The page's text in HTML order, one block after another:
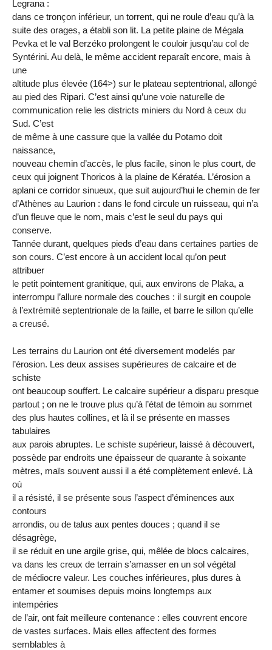
Legrana :
dans ce tronçon inférieur, un torrent, qui ne roule d’eau qu’à la
suite des orages, a établi son lit. La petite plaine de Mégala
Pevka et le val Berzéko prolongent le couloir jusqu’au col de
Syntérini. Au delà, le même accident reparaît encore, mais à
une
altitude plus élevée (164>) sur le plateau septentrional, allongé
au pied des Ripari. C’est ainsi qu’une voie naturelle de
communication relie les districts miniers du Nord à ceux du
Sud. C’est
de même à une cassure que la vallée du Potamo doit
naissance,
nouveau chemin d’accès, le plus facile, sinon le plus court, de
ceux qui joignent Thoricos à la plaine de Kératéa. L’érosion a
aplani ce corridor sinueux, que suit aujourd’hui le chemin de fer
d’Athènes au Laurion : dans le fond circule un ruisseau, qui n’a
d’un fleuve que le nom, mais c’est le seul du pays qui
conserve.
Tannée durant, quelques pieds d’eau dans certaines parties de
son cours. C’est encore à un accident local qu’on peut
attribuer
le petit pointement granitique, qui, aux environs de Plaka, a
interrompu l’allure normale des couches : il surgit en coupole
à l’extrémité septentrionale de la faille, et barre le sillon qu’elle
a creusé.
Les terrains du Laurion ont été diversement modelés par
l’érosion. Les deux assises supérieures de calcaire et de
schiste
ont beaucoup souffert. Le calcaire supérieur a disparu presque
partout ; on ne le trouve plus qu’à l’état de témoin au sommet
des plus hautes collines, et là il se présente en masses
tabulaires
aux parois abruptes. Le schiste supérieur, laissé à découvert,
possède par endroits une épaisseur de quarante à soixante
mètres, maïs souvent aussi il a été complètement enlevé. Là
où
il a résisté, il se présente sous l’aspect d’éminences aux
contours
arrondis, ou de talus aux pentes douces ; quand il se
désagrège,
il se réduit en une argile grise, qui, mêlée de blocs calcaires,
va dans les creux de terrain s’amasser en un sol végétal
de médiocre valeur. Les couches inférieures, plus dures à
entamer et soumises depuis moins longtemps aux
intempéries
de l’air, ont fait meilleure contenance : elles couvrent encore
de vastes surfaces. Mais elles affectent des formes
semblables à